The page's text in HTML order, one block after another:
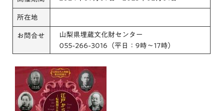
所在地
お問合せ
山梨県埋蔵文化財センター
055-266-3016（平日：9時～17時）